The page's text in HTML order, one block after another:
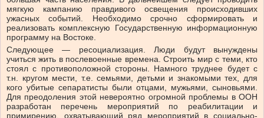
мягкую кампанию правдивого освещения происходивших
ужасных событий. Необходимо срочно сформировать и
реализовать комплексную Государственную информационную
программу на Востоке.
Следующее — ресоциализация. Люди будут вынуждены
учиться жить в послевоенные времена. Строить мир с теми, кто
стоял с противоположной стороны. Намного труднее будет с
т.н. кругом мести, т.е. семьями, детьми и знакомыми тех, для
кого убитые сепаратисты были отцами, мужьями, сыновьями.
Для преодоления этой невероятно огромной проблемы в ООН
разработан перечень мероприятий по реабилитации и
примирению, охватывающий ряд мероприятий в социально-